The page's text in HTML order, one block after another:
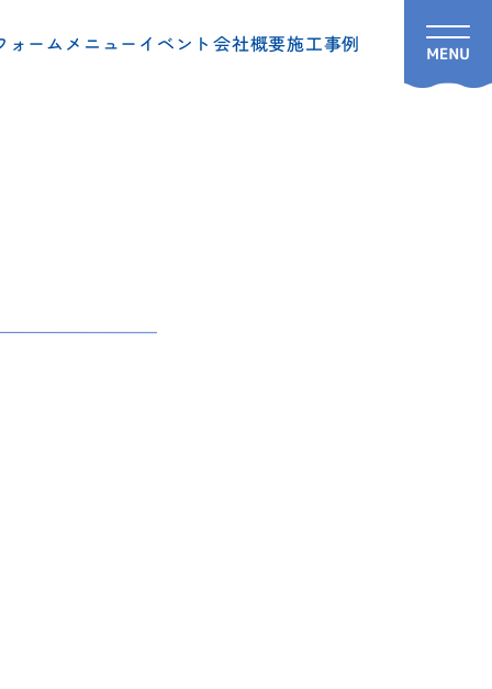
ォームメニュー イベント 会社概要施工事例